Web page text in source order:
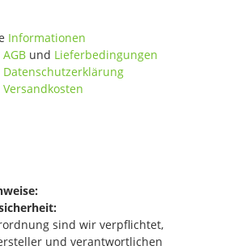
Informationen
AGB und Lieferbedingungen
Datenschutzerklärung
Versandkosten
sind wir verpflichtet,
und verantwortlichen